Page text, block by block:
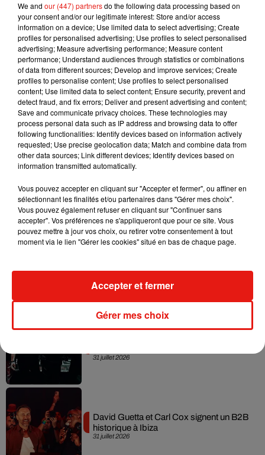
7 août 2026
RÜFÜS DU SOL annonce un nouvel
album après sa tournée mondiale
7 août 2026
Angèle et Amélie Lens dévoilent leur
collaboration tant attendue
6 août 2026
dimension avec son premier...
leur mixtape créée en...
31 juillet 2026
31 juillet 2026
David Guetta et Carl Cox signent un B2B
historique à Ibiza
We and our (447) partnersdo the following data processing based on
your consent and/or our legitimate interest: Store and/or access
information on a device; Use limited data to select advertising; Create
profiles for personalised advertising; Use profiles to select personalised
advertising; Measure advertising performance; Measure content
performance; Understand audiences through statistics or combinations
of data from different sources; Develop and improve services; Create
profiles to personalise content; Use profiles to select personalised
content; Use limited data to select content; Ensure security, prevent and
detect fraud, and fix errors; Deliver and present advertising and content;
Save and communicate privacy choices. These technologies may
process personal data such as IP address and browsing data to offer
following functionalities: Identify devices based on information actively
requested; Use precise geolocation data; Match and combine data from
other data sources; Link different devices; Identify devices based on
information transmitted automatically.
Vous pouvez accepter en cliquant sur "Accepter et fermer", ou affiner en
sélectionnant les finalités et/ou partenaires dans "Gérer mes choix".
Vous pouvez également refuser en cliquant sur "Continuer sans
accepter". Vos préférences ne s'appliqueront que pour ce site. Vous
pouvez mettre à jour vos choix, ou retirer votre consentement à tout
moment via le lien "Gérer les cookies" situé en bas de chaque page.
Gérer mes choix
Accepter et fermer